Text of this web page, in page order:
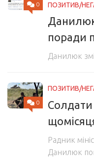
0 ПОЗИТИВ/
поради
Данилюк
0
ПОЗИТИВ/
Радник
Данилюк